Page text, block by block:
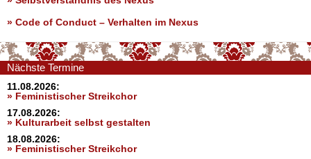
» Code of Conduct – Verhalten im Nexus
Nächste Termine
11.08.2026:
» Feministischer Streikchor
17.08.2026:
» Kulturarbeit selbst gestalten
18.08.2026:
» Feministischer Streikchor